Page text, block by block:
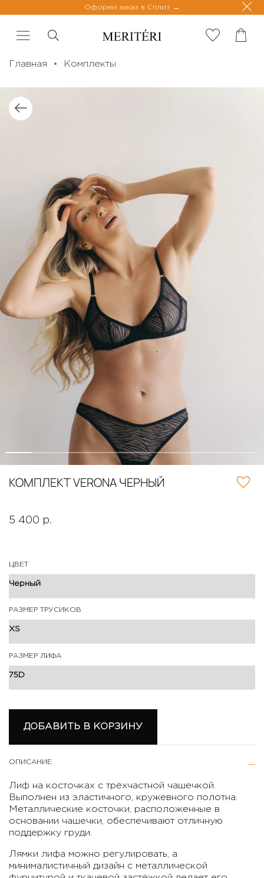
Оформи заказ в Сплит
Главная Комплекты
КОМПЛЕКТ VERONA ЧЕРНЫЙ
5 400 р.
ДОБАВИТЬ В КОРЗИНУ
ЦВЕТ
РАЗМЕР ТРУСИКОВ
РАЗМЕР ЛИФА
ОПИСАНИЕ
Лиф на косточках с трёхчастной чашечкой.
Выполнен из эластичного, кружевного полотна.
Металлические косточки, расположенные в
основании чашечки, обеспечивают отличную
поддержку груди.
Лямки лифа можно регулировать, а
минималистичный дизайн с металлической